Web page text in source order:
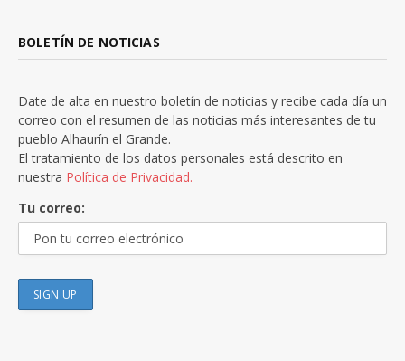
BOLETÍN DE NOTICIAS
Date de alta en nuestro boletín de noticias y recibe cada día un
correo con el resumen de las noticias más interesantes de tu
pueblo Alhaurín el Grande.
El tratamiento de los datos personales está descrito en
nuestra Política de Privacidad.
Tu correo: